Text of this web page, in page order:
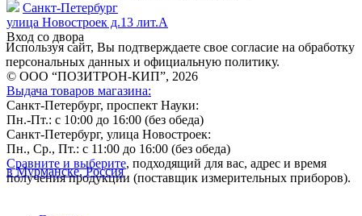
Санкт-Петербург
улица Новостроек д.13 лит.А
Вход со двора
Используя сайт, Вы подтверждаете свое согласие на обработку
персональных данных и официальную политику.
© ООО “ПОЗИТРОН-КИП”, 2026
Выдача товаров магазина:
Санкт-Петербург, проспект Науки:
Пн.-Пт.: с 10:00 до 16:00 (без обеда)
Санкт-Петербург, улица Новостроек:
Пн., Ср., Пт.: с 11:00 до 16:00 (без обеда)
Сравните и выберите, подходящий для вас, адрес и время
получения продукции (поставщик измерительных приборов).
в Мурманске, Россия